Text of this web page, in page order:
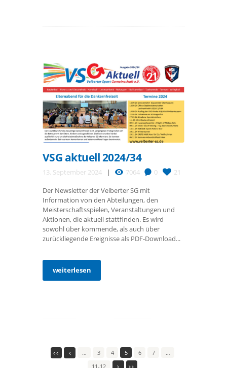
VSG aktuell 2024/34
13. September 2024 7064 0 21
Der Newsletter der Velberter SG mit
Information von den Abteilungen, den
Meisterschaftsspielen, Veranstaltungen und
Aktionen, die aktuell stattfinden. Es wird
sowohl über kommende, als auch über
zurückliegende Ereignisse als PDF-Download...
weiterlesen
… 3 4 5 6 7
…
11-12